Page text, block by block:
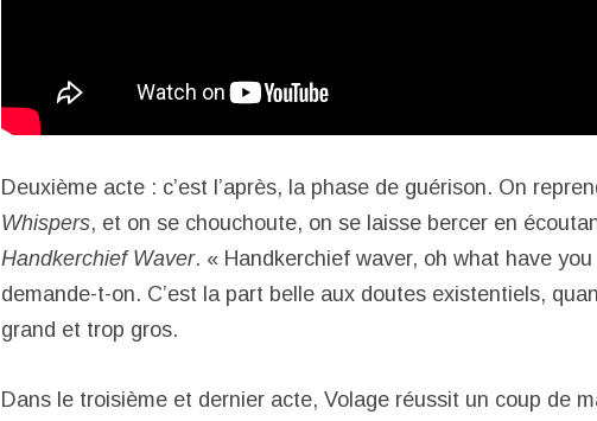
Deuxième acte : c’est l’après, la phase de guérison. On
Whispers, et on se chouchoute, on se laisse bercer en
Handkerchief Waver. « Handkerchief waver, oh what have
demande-t-on. C’est la part belle aux doutes existentiels,
grand et trop gros.
Dans le troisième et dernier acte, Volage réussit un coup de